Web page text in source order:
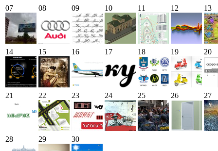
07 08 09 10 11 12 13
14 15 16 17 18 19 20
21 22 23 24 25 26 27
28 29 30